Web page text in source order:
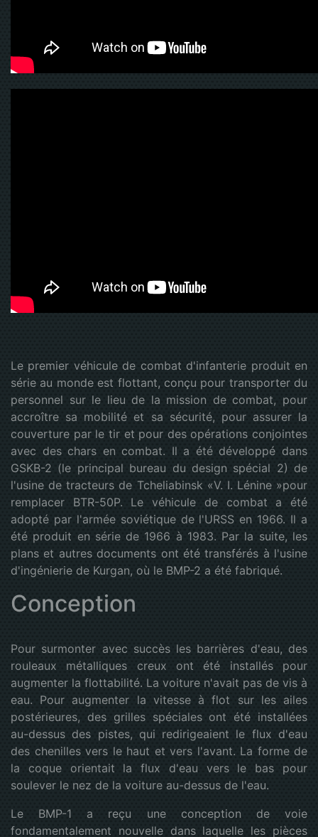
Le premier véhicule de combat d'infanterie produit en
série au monde est flottant, conçu pour transporter du
personnel sur le lieu de la mission de combat, pour
accroître sa mobilité et sa sécurité, pour assurer la
couverture par le tir et pour des opérations conjointes
avec des chars en combat. Il a été développé dans
GSKB-2 (le principal bureau du design spécial 2) de
l'usine de tracteurs de Tcheliabinsk «V. I. Lénine »pour
remplacer BTR-50P. Le véhicule de combat a été
adopté par l'armée soviétique de l'URSS en 1966. Il a
été produit en série de 1966 à 1983. Par la suite, les
plans et autres documents ont été transférés à l'usine
d'ingénierie de Kurgan, où le BMP-2 a été fabriqué.
Conception
Pour surmonter avec succès les barrières d'eau, des
rouleaux métalliques creux ont été installés pour
augmenter la flottabilité. La voiture n'avait pas de vis à
eau. Pour augmenter la vitesse à flot sur les ailes
postérieures, des grilles spéciales ont été installées
au-dessus des pistes, qui redirigeaient le flux d'eau
des chenilles vers le haut et vers l'avant. La forme de
la coque orientait la flux d'eau vers le bas pour
soulever le nez de la voiture au-dessus de l'eau.
Le BMP-1 a reçu une conception de voie
fondamentalement nouvelle dans laquelle les pièces